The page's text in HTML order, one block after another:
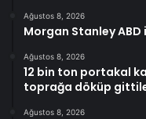
Ağustos 8, 2026
Morgan Stanley
Ağustos 8, 2026
12 bin ton portakal
toprağa döküp
Ağustos 8, 2026